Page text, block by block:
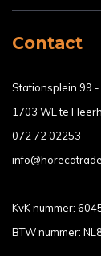
Contact
Stationsplein 99
1703 WE te
072 72 02253
KvK nummer:
BTW nummer: